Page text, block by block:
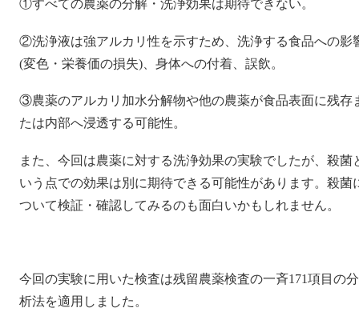
①すべての農薬の分解・洗浄効果は期待できない。
②洗浄液は強アルカリ性を示すため、洗浄する食品への影
(変色・栄養価の損失)、身体への付着、誤飲。
③農薬のアルカリ加水分解物や他の農薬が食品表面に残存
たは内部へ浸透する可能性。
また、今回は農薬に対する洗浄効果の実験でしたが、殺菌
いう点での効果は別に期待できる可能性があります。殺菌
ついて検証・確認してみるのも面白いかもしれません。
今回の実験に用いた検査は残留農薬検査の一斉171項目の分
析法を適用しました。